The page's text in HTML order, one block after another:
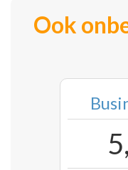
Ook